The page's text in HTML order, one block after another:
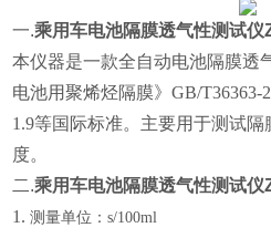
一.乘用车电池隔膜透气性测试仪
本仪器是一款全自动电池隔膜透
电池用聚烯烃隔膜》GB/T36363-
1.9等国际标准。 主要用于测试隔
度。
二.乘用车电池隔膜透气性测试
1.测量单位：s/100ml